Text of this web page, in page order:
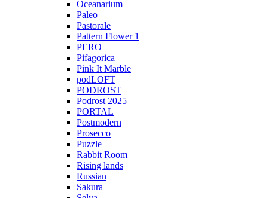
Oceanarium
Paleo
Pastorale
Pattern Flower 1
PERO
Pifagorica
Pink It Marble
podLOFT
PODROST
Podrost 2025
PORTAL
Postmodern
Prosecco
Puzzle
Rabbit Room
Rising lands
Russian
Sakura